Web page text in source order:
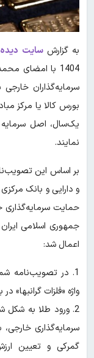
به گزارشسایت دیده
1404 با امضای
سرمایه‌گذاران خارجی
بورس کالا یا مرکز
یک‌سال، اصل
نمایند.
بر اساس این
جمهوری اسلامی
اعمال شد:
واژه «فلزات گرانبها» در بندهای (1) و (3) صرفاً
2. ورود طلا به
سرمایه‌گذاری
گمرکی و تعیین